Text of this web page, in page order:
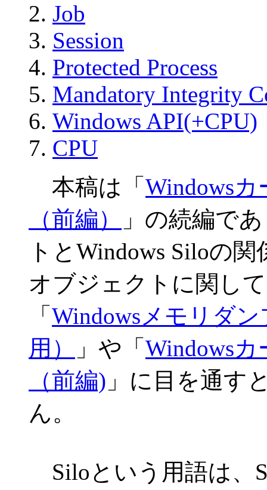
Job
Session
Protected Process
Mandatory Integrity
Windows API(+CPU)
CPU
本稿は「 Windows
（前編）
」の続編で
トとWindows Siloの
オブジェクトに関し
「 Windowsメモリダ
用）
」や「 Windows
（前編) 」に目を通す
ん。
Siloという用語は、